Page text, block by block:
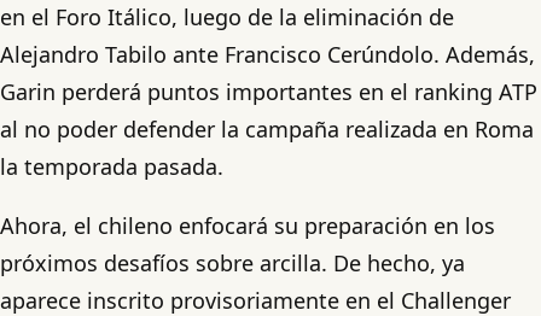
en el Foro Itálico, luego de la eliminación de
Alejandro Tabilo ante Francisco Cerúndolo. Además,
Garin perderá puntos importantes en el ranking ATP
al no poder defender la campaña realizada en Roma
la temporada pasada.
Ahora, el chileno enfocará su preparación en los
próximos desafíos sobre arcilla. De hecho, ya
aparece inscrito provisoriamente en el Challenger